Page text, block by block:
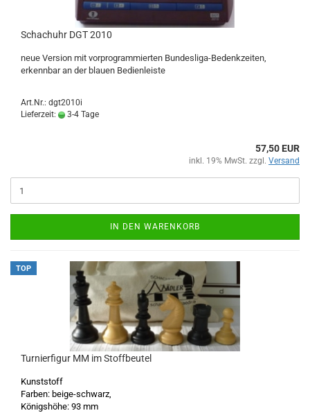
Schachuhr DGT 2010
neue Version mit vorprogrammierten Bundesliga-Bedenkzeiten,
erkennbar an der blauen Bedienleiste
Art.Nr.: dgt2010i
Lieferzeit:
3-4 Tage
57,50 EUR
inkl. 19% MwSt. zzgl. Versand
IN DEN WARENKORB
TOP
Turnierfigur MM im Stoffbeutel
Kunststoff
Farben: beige-schwarz,
Königshöhe: 93 mm